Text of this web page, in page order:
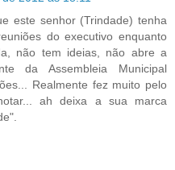
este senhor (Trindade) tenha
do executivo enquanto
não tem ideias, não abre a
da Assembleia Municipal
Realmente fez muito pelo
ah deixa a sua marca